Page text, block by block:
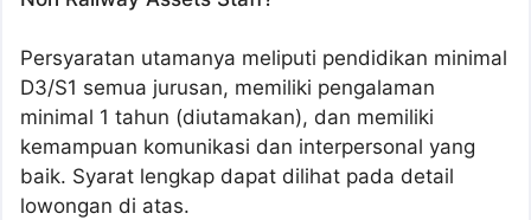
Persyaratan utamanya meliputi pendidikan minimal
D3/S1 semua jurusan, memiliki pengalaman
minimal 1 tahun (diutamakan), dan memiliki
kemampuan komunikasi dan interpersonal yang
baik. Syarat lengkap dapat dilihat pada detail
lowongan di atas.